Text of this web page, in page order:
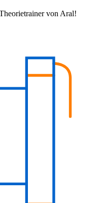
von Aral!